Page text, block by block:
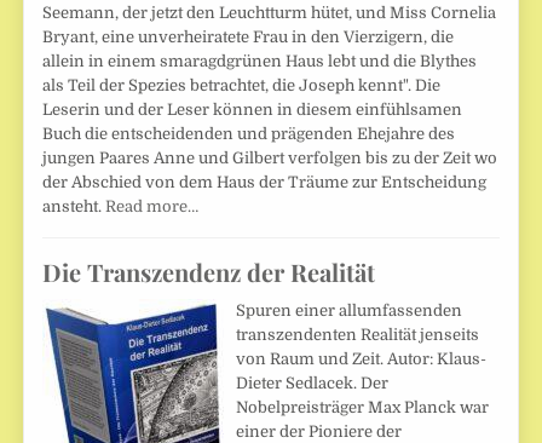
Seemann, der jetzt den Leuchtturm hütet, und Miss Cornelia
Bryant, eine unverheiratete Frau in den Vierzigern, die
allein in einem smaragdgrünen Haus lebt und die Blythes
als Teil der Spezies betrachtet, die Joseph kennt". Die
Leserin und der Leser können in diesem einfühlsamen
Buch die entscheidenden und prägenden Ehejahre des
jungen Paares Anne und Gilbert verfolgen bis zu der Zeit wo
der Abschied von dem Haus der Träume zur Entscheidung
ansteht.Read more…
Die Transzendenz der Realität
Spuren einer allumfassenden
transzendenten Realität jenseits
von Raum und Zeit. Autor: Klaus-
Dieter Sedlacek. Der
Nobelpreisträger Max Planck war
einer der Pioniere der